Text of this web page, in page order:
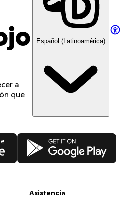
a
que
Español (Latinoamérica)
Google Play
Asistencia